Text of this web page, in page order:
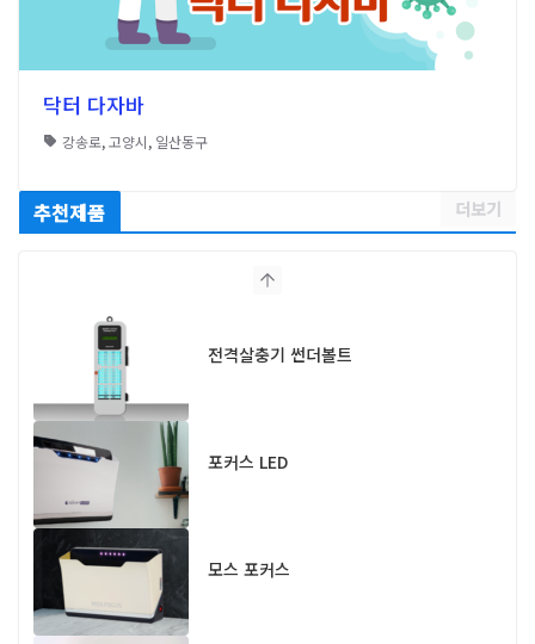
닥터 다자바
강송로,고양시, 일산동구
추천제품 더보기
전격살충기 썬더볼트
포커스 LED
모스 포커스